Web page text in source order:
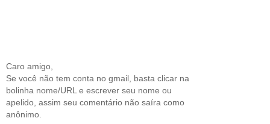
Caro amigo,
Se você não tem conta no gmail, basta clicar na
bolinha nome/URL e escrever seu nome ou
apelido, assim seu comentário não saíra como
anônimo.